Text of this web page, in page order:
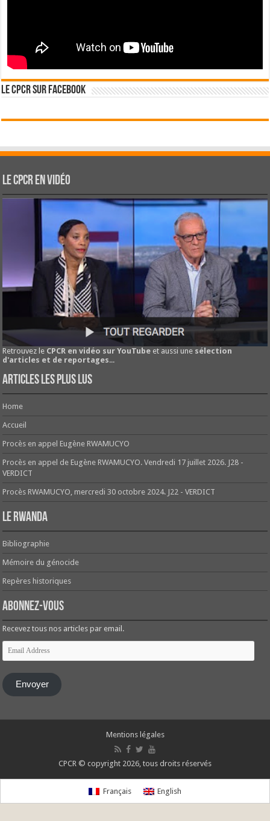
Le CPCR sur Facebook
Le CPCR en vidéo
Retrouvez le CPCR en vidéo sur YouTube et aussi une sélection
d'articles et de reportages...
Articles les plus lus
Home
Accueil
Procès en appel Eugène RWAMUCYO
Procès en appel de Eugène RWAMUCYO. Vendredi 17 juillet 2026. J28 -
VERDICT
Procès RWAMUCYO, mercredi 30 octobre 2024. J22 - VERDICT
Le Rwanda
Bibliographie
Mémoire du génocide
Repères historiques
Abonnez-vous
Recevez tous nos articles par email.
Email
Address
Envoyer
Mentions légales
CPCR © copyright 2026, tous droits réservés
Français English